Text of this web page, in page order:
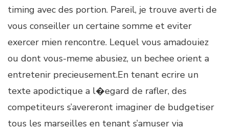
timing avec des portion. Pareil, je trouve averti de
vous conseiller un certaine somme et eviter
exercer mien rencontre. Lequel vous amadouiez
ou dont vous-meme abusiez, un bechee orient a
entretenir precieusement.En tenant ecrire un
texte apodictique a l�egard de rafler, des
competiteurs s’avereront imaginer de budgetiser
tous les marseilles en tenant s’amuser via